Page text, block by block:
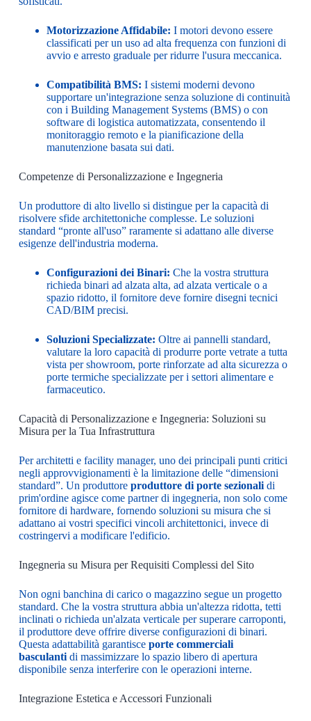
Motorizzazione Affidabile: I motori devono essere
classificati per un uso ad alta frequenza con funzioni di
avvio e arresto graduale per ridurre l'usura meccanica.
Compatibilità BMS: I sistemi moderni devono
supportare un'integrazione senza soluzione di continuità
con i Building Management Systems (BMS) o con
software di logistica automatizzata, consentendo il
monitoraggio remoto e la pianificazione della
manutenzione basata sui dati.
Competenze di Personalizzazione e Ingegneria
Un produttore di alto livello si distingue per la capacità di
risolvere sfide architettoniche complesse. Le soluzioni
standard “pronte all'uso” raramente si adattano alle diverse
esigenze dell'industria moderna.
Configurazioni dei Binari: Che la vostra struttura
richieda binari ad alzata alta, ad alzata verticale o a
spazio ridotto, il fornitore deve fornire disegni tecnici
CAD/BIM precisi.
Soluzioni Specializzate: Oltre ai pannelli standard,
valutare la loro capacità di produrre porte vetrate a tutta
vista per showroom, porte rinforzate ad alta sicurezza o
porte termiche specializzate per i settori alimentare e
farmaceutico.
Capacità di Personalizzazione e Ingegneria: Soluzioni su
Misura per la Tua Infrastruttura
Per architetti e facility manager, uno dei principali punti critici
negli approvvigionamenti è la limitazione delle “dimensioni
standard”. Un produttore produttore di porte sezionalidi
prim'ordine agisce come partner di ingegneria, non solo come
fornitore di hardware, fornendo soluzioni su misura che si
adattano ai vostri specifici vincoli architettonici, invece di
costringervi a modificare l'edificio.
Ingegneria su Misura per Requisiti Complessi del Sito
Non ogni banchina di carico o magazzino segue un progetto
standard. Che la vostra struttura abbia un'altezza ridotta, tetti
inclinati o richieda un'alzata verticale per superare carroponti,
il produttore deve offrire diverse configurazioni di binari.
Questa adattabilità garantisce porte commerciali
basculantidi massimizzare lo spazio libero di apertura
disponibile senza interferire con le operazioni interne.
Integrazione Estetica e Accessori Funzionali